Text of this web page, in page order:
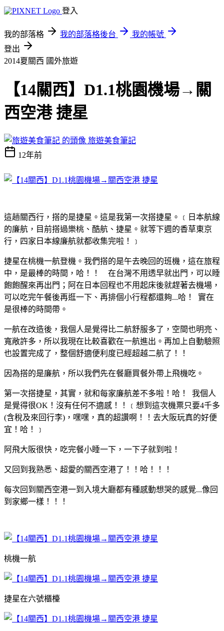
登入
我的部落格 我的部落格後台
我的帳號
登出
2014夏關西 國外旅遊
【14關西】D1.1桃園機場→關
西空港 捷星
旅遊美食筆記
12年前
這趟關西行，搭的是捷星。這是我第一次搭捷星。﹝日本航線
的廉航，目前搭過樂桃、酷航、捷星。就等下週的香草東京
行，四家日本線廉航就都收集完啦！﹞
捷星在桃機一航登機。我們搭的是午去晚回的班機，這在旅程
中，是最棒的時間，哈！！ 在台灣不用透早就出門，可以睡
飽飽醒來再出門；阿在日本回程也不用起床後就趕著去機場，
可以吃完午餐後再逛一下、再排個小行程都還夠...哈！ 實在
是很棒的時間帶。
一航在改造後，我個人是覺得比二航舒服多了，空間也明亮、
寬敞許多，所以我現在比較喜歡在一航進出。再加上自動驗照
也設置完成了，整個舒適便利度已經超越二航了！！
因為搭的是廉航，所以我們先在餐廳買餐外帶上飛機吃。
第一次搭捷星，其實，就和每家廉航差不多啦！哈！ 我個人
是覺得很OK！沒有任何不適感！！﹝想到這次機票只要4千多
(含稅及來回行李)，嘿嘿，真的超讚啊！！去大阪玩真的好便
宜！哈！﹞
阿飛大阪很快，吃完餐小睡一下，一下子就到啦！
又回到我熟悉、超愛的關西空港了！！哈！！！
每次回到關西空港一到入境大廳都有種感動想哭的感覺...像回
到家鄉一樣！！！
桃機一航
捷星在六號櫃檯